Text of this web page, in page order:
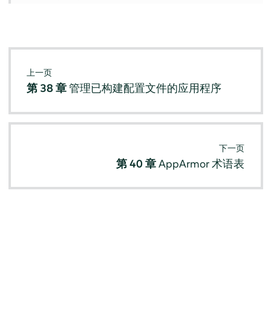
上一页
第 38 章管理已构建配置文件的应用程序
下一页
第 40 章AppArmor术语表